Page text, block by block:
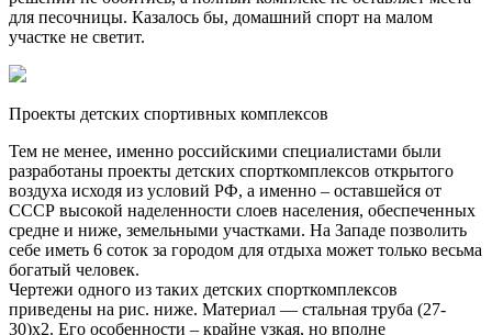
для песочницы. Казалось бы, домашний спорт на малом
участке не светит.
Проекты детских спортивных комплексов
Тем не менее, именно российскими специалистами были
разработаны проекты детских спорткомплексов открытого
воздуха исходя из условий РФ, а именно – оставшейся от
СССР высокой наделенности слоев населения, обеспеченных
средне и ниже, земельными участками. На Западе позволить
себе иметь 6 соток за городом для отдыха может только весьма
богатый человек.
Чертежи одного из таких детских спорткомплексов
приведены на рис. ниже. Материал — стальная труба (27-
30)х2. Его особенности – крайне узкая, но вполне